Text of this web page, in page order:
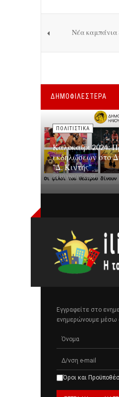
Νέα καμπάνια
ΔΗΜΟΦΙΛΕΣΤΕΡΑ
ΠΟΛΙΤΙΣΤΙΚΑ
Καλοκαίρι 2024:
εκδηλώσεων στο
"Δ. Κιντής"
25 ΙΟΥΝΊΟΥ 2024
Εγγραφείτε στο
ενημερώνουμε μέσω
Όροι και